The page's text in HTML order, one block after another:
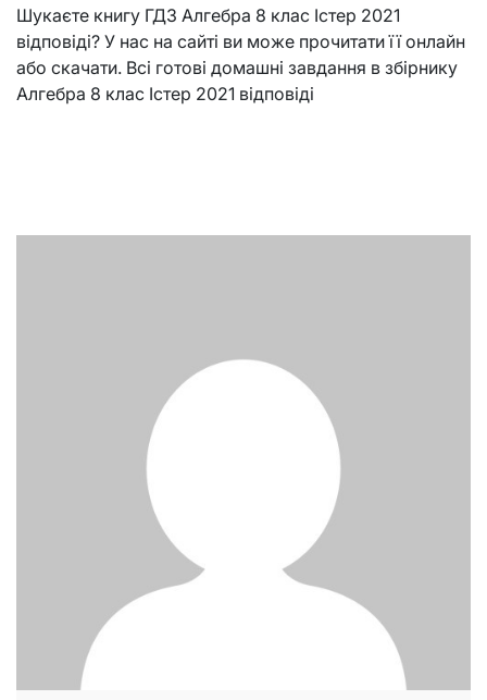
Шукаєте книгу ГДЗ Алгебра 8 клас Істер 2021
відповіді? У нас на сайті ви може прочитати її онлайн
або скачати. Всі готові домашні завдання в збірнику
Алгебра 8 клас Істер 2021 відповіді